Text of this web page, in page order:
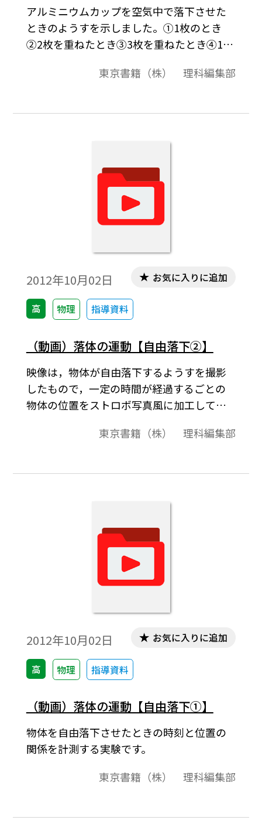
アルミニウムカップを空気中で落下させた
ときのようすを示しました。①1枚のとき
②2枚を重ねたとき③3枚を重ねたとき④1枚
東京書籍（株） 理科編集部
2012年10月02日
高 物理 指導資料
お気に入りに追加
（動画）落体の運動【自由落下②】
映像は，物体が自由落下するようすを撮影
したもので，一定の時間が経過するごとの
物体の位置をストロボ写真風に加工してい
る落体の法則の検証をしてみましょう。
東京書籍（株） 理科編集部
2012年10月02日
高 物理 指導資料
お気に入りに追加
（動画）落体の運動【自由落下①】
物体を自由落下させたときの時刻と位置の
関係を計測する実験です。
東京書籍（株） 理科編集部